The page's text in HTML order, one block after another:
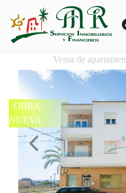
Venta de
OBRA
NUEVA